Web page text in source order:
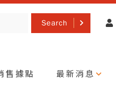
Search
售據點 最新消息